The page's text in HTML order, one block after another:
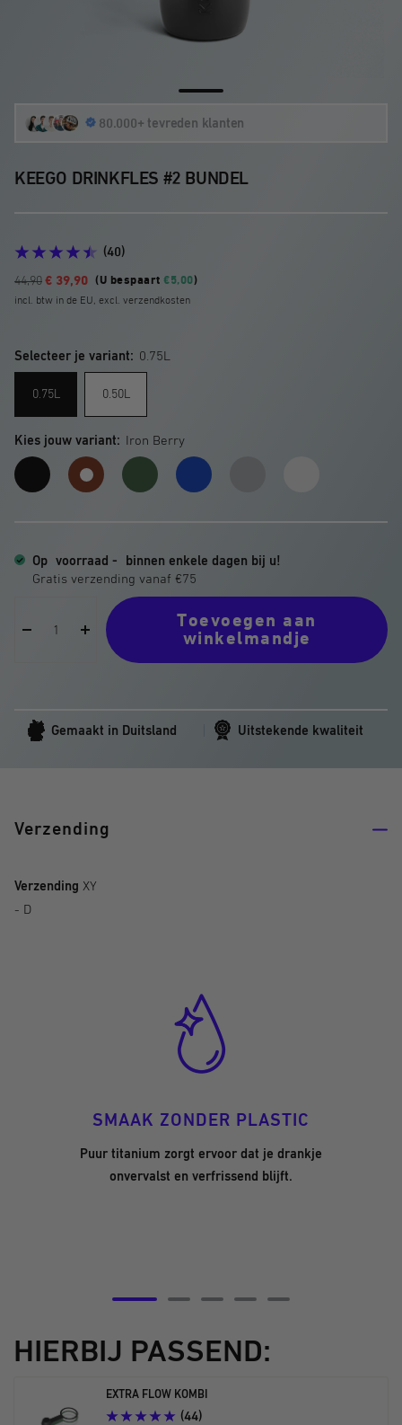
naar
80.000+ tevreden klanten
KEEGO DRINKFLES #2 BUNDEL
(40)
Aanbiedingsprijs
€ 39,90
Normale
prijs
44,90 (U bespaart €5,00)
incl. btw in de EU, excl. verzendkosten
Selecteer je variant: 0.75L
0.75L 0.50L
Kies jouw variant: Iron Berry
Dark
Matter
Iron
Gravel
Green
Electric
Blue
Op voorraad - binnen enkele dagen bij u!
Hoeveelheid
verhogen
Toevoegen aan
winkelmandje
Gemaakt in Duitsland Uitstekende kwaliteit
Verzending
Verzending XY
- D
SMAAK ZONDER PLASTIC
Puur titanium zorgt ervoor dat je drankje
onvervalst en verfrissend blijft.
dia
dia
dia
dia
HIERBIJ PASSEND:
EXTRA FLOW KOMBI
(44)